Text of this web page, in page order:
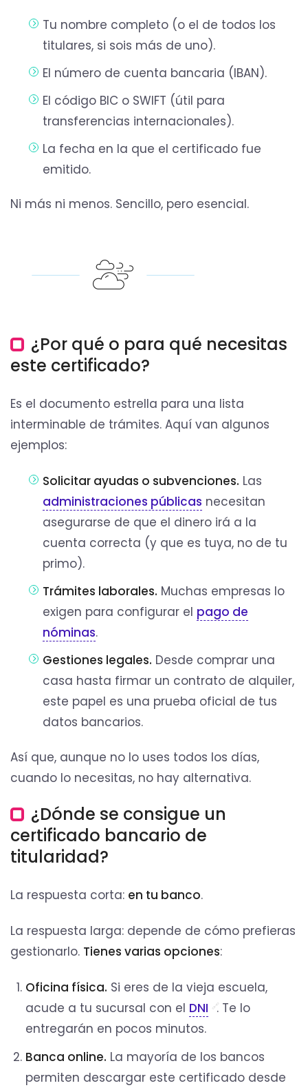
Tu nombre completo (o el de todos los
titulares, si sois más de uno).
El número de cuenta bancaria (IBAN).
El código BIC o SWIFT (útil para
transferencias internacionales).
La fecha en la que el certificado fue
emitido.
Ni más ni menos. Sencillo, pero esencial.
¿Por qué o para qué necesitas
este certificado?
Es el documento estrella para una lista
interminable de trámites. Aquí van algunos
ejemplos:
Solicitar ayudas o subvenciones. Las
administraciones públicas necesitan
asegurarse de que el dinero irá a la
cuenta correcta (y que es tuya, no de tu
primo).
Trámites laborales. Muchas empresas lo
exigen para configurar el pago de
nóminas.
Gestiones legales. Desde comprar una
casa hasta firmar un contrato de alquiler,
este papel es una prueba oficial de tus
datos bancarios.
Así que, aunque no lo uses todos los días,
cuando lo necesitas, no hay alternativa.
¿Dónde se consigue un
certificado bancario de
titularidad?
La respuesta corta: en tu banco.
La respuesta larga: depende de cómo prefieras
gestionarlo. Tienes varias opciones:
Oficina física. Si eres de la vieja escuela,
acude a tu sucursal con el DNI . Te lo
entregarán en pocos minutos.
Banca online. La mayoría de los bancos
permiten descargar este certificado desde